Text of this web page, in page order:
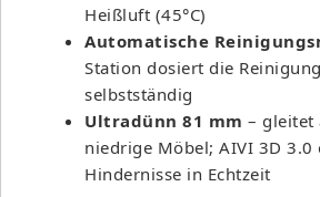
Heißluft (45°C)
Automatische
Station dosiert die
selbstständig
Ultradünn 81 mm – gleitet
niedrige Möbel; AIVI 3D 3.0
Hindernisse in Echtzeit